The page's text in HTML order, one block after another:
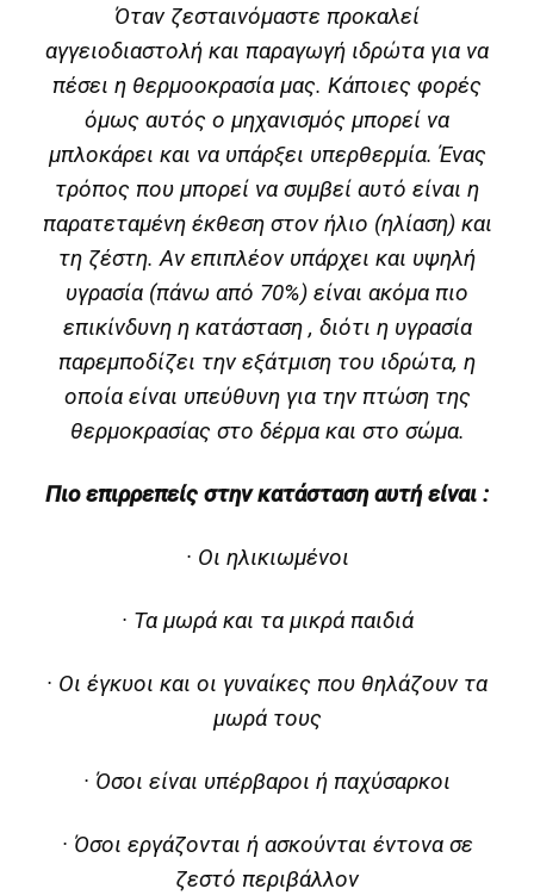
Όταν ζεσταινόμαστε προκαλεί
αγγειοδιαστολή και παραγωγή ιδρώτα για να
πέσει η θερμοοκρασία μας. Κάποιες φορές
όμως αυτός ο μηχανισμός μπορεί να
μπλοκάρει και να υπάρξει υπερθερμία. Ένας
τρόπος που μπορεί να συμβεί αυτό είναι η
παρατεταμένη έκθεση στον ήλιο (ηλίαση) και
τη ζέστη. Αν επιπλέον υπάρχει και υψηλή
υγρασία (πάνω από 70%) είναι ακόμα πιο
επικίνδυνη η κατάσταση , διότι η υγρασία
παρεμποδίζει την εξάτμιση του ιδρώτα, η
οποία είναι υπεύθυνη για την πτώση της
θερμοκρασίας στο δέρμα και στο σώμα.
Πιο επιρρεπείς στην κατάσταση αυτή είναι :
· Οι ηλικιωμένοι
· Τα μωρά και τα μικρά παιδιά
· Οι έγκυοι και οι γυναίκες που θηλάζουν τα
μωρά τους
· Όσοι είναι υπέρβαροι ή παχύσαρκοι
· Όσοι εργάζονται ή ασκούνται έντονα σε
ζεστό περιβάλλον